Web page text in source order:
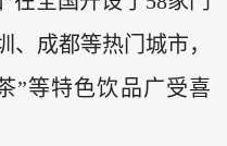
、成都等热门城市，
”等特色饮品广受喜